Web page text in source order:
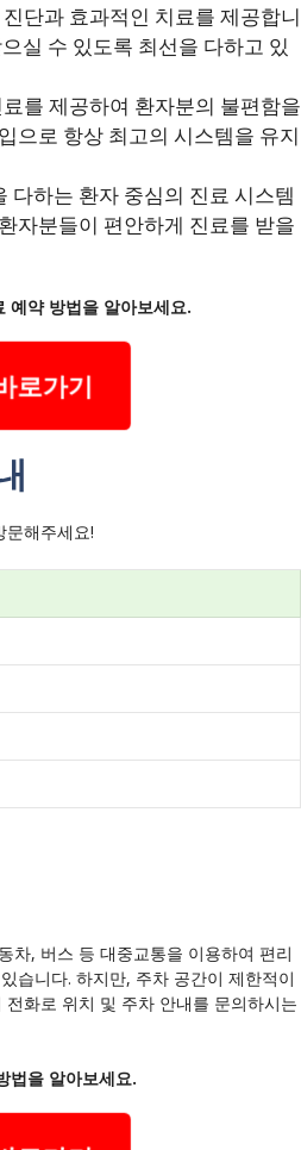
단과 효과적인 치료를 제공합니
실 수 있도록 최선을 다하고 있
를 제공하여 환자분의 불편함을
으로 항상 최고의 시스템을 유지
다하는 환자 중심의 진료 시스템
자분들이 편안하게 진료를 받을
예약 방법을 알아보세요.
로가기
해주세요!
차, 버스 등 대중교통을 이용하여 편리
습니다. 하지만, 주차 공간이 제한적이
화로 위치 및 주차 안내를 문의하시는
법을 알아보세요.